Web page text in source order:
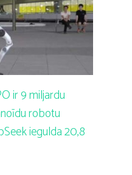
ir 9 miljardu
robotu
iegulda 20,8